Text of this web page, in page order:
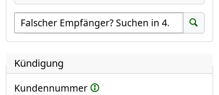
Empfänger suchen
Suchen
Kündigung
Kundennummer